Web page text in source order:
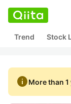
Trend Stock
infoMore than